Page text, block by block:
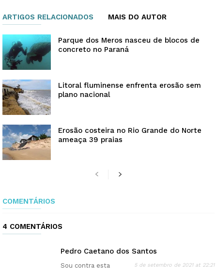
ARTIGOS RELACIONADOS MAIS DO AUTOR
Parque dos Meros nasceu de blocos de
concreto no Paraná
Litoral fluminense enfrenta erosão sem
plano nacional
Erosão costeira no Rio Grande do Norte
ameaça 39 praias
COMENTÁRIOS
4 COMENTÁRIOS
Pedro Caetano dos Santos
5 de setembro de 2021 at 22:21
Sou contra esta